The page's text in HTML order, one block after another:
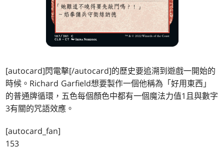
[autocard]閃電擊[/autocard]的歷史要追溯到遊戲一開始的
時候。Richard Garfield想要製作一個他稱為「好用東西」
的普通牌循環，五色每個顏色中都有一個魔法力值1且與數字
3有關的咒語效應。
[autocard_fan]
153